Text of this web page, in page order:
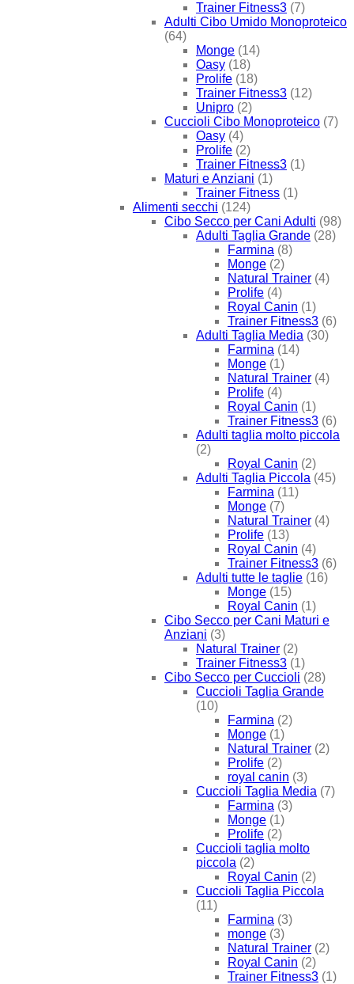
Trainer Fitness3 (7)
Adulti Cibo Umido Monoproteico
(64)
Monge (14)
Oasy (18)
Prolife (18)
Trainer Fitness3 (12)
Unipro (2)
Cuccioli Cibo Monoproteico (7)
Oasy (4)
Prolife (2)
Trainer Fitness3 (1)
Maturi e Anziani (1)
Trainer Fitness (1)
Alimenti secchi (124)
Cibo Secco per Cani Adulti (98)
Adulti Taglia Grande (28)
Farmina (8)
Monge (2)
Natural Trainer (4)
Prolife (4)
Royal Canin (1)
Trainer Fitness3 (6)
Adulti Taglia Media (30)
Farmina (14)
Monge (1)
Natural Trainer (4)
Prolife (4)
Royal Canin (1)
Trainer Fitness3 (6)
Adulti taglia molto piccola
(2)
Royal Canin (2)
Adulti Taglia Piccola (45)
Farmina (11)
Monge (7)
Natural Trainer (4)
Prolife (13)
Royal Canin (4)
Trainer Fitness3 (6)
Adulti tutte le taglie (16)
Monge (15)
Royal Canin (1)
Cibo Secco per Cani Maturi e
Anziani (3)
Natural Trainer (2)
Trainer Fitness3 (1)
Cibo Secco per Cuccioli (28)
Cuccioli Taglia Grande
(10)
Farmina (2)
Monge (1)
Natural Trainer (2)
Prolife (2)
royal canin (3)
Cuccioli Taglia Media (7)
Farmina (3)
Monge (1)
Prolife (2)
Cuccioli taglia molto
piccola (2)
Royal Canin (2)
Cuccioli Taglia Piccola
(11)
Farmina (3)
monge (3)
Natural Trainer (2)
Royal Canin (2)
Trainer Fitness3 (1)